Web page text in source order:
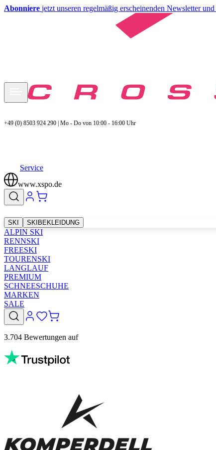
Abonniere jetzt unseren regelmäßig erscheinenden Newsletter und
+49 (0) 8503 924 290 | Mo - Do von 10:00 - 16:00 Uhr
Service
www.xspo.de
SKI SKIBEKLEIDUNG
ALPIN SKI
RENNSKI
FREESKI
TOURENSKI
LANGLAUF
PREMIUM
SCHNEESCHUHE
MARKEN
SALE
3.704 Bewertungen auf